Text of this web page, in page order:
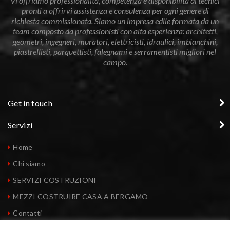
pronti a offrirvi assistenza e consulenza per ogni genere di
richiesta commissionata. Siamo un impresa edile formata da un
team composto da professionisti con alta esperienza: architetti,
geometri, ingegneri, muratori, elettricisti, idraulici, imbianchini,
piastrellisti, parquettisti, falegnami e serramentisti migliori nel
campo.
Get in touch
Servizi
Home
Chi siamo
SERVIZI COSTRUZIONI
MEZZI COSTRUIRE CASA A BERGAMO
Contatti